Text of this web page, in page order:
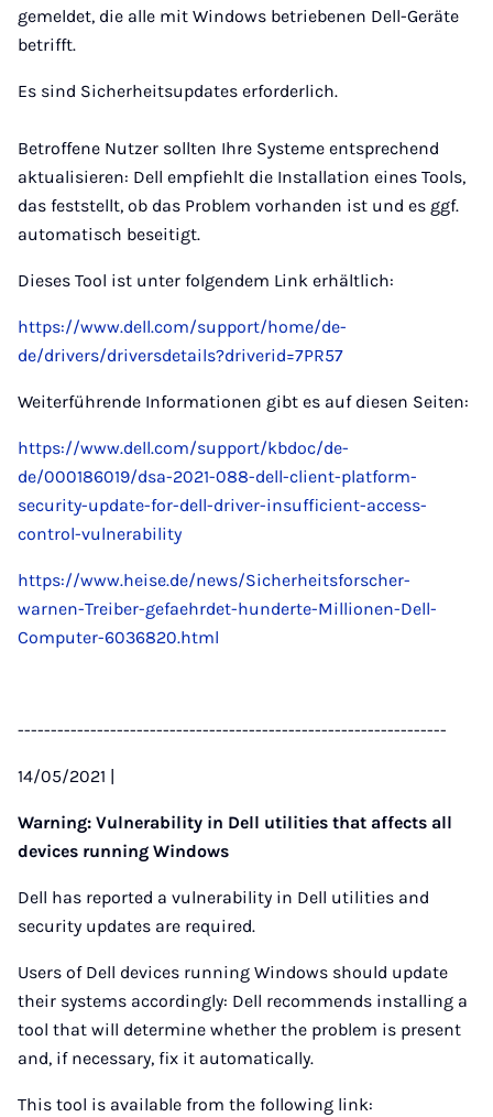
gemeldet, die alle mit Windows betriebenen Dell-Geräte
betrifft.
Es sind Sicherheitsupdates erforderlich.
Betroffene Nutzer sollten Ihre Systeme entsprechend
aktualisieren: Dell empfiehlt die Installation eines Tools,
das feststellt, ob das Problem vorhanden ist und es ggf.
automatisch beseitigt.
Dieses Tool ist unter folgendem Link erhältlich:
https://www.dell.com/support/home/de-
de/drivers/driversdetails?driverid=7PR57
Weiterführende Informationen gibt es auf diesen Seiten:
https://www.dell.com/support/kbdoc/de-
de/000186019/dsa-2021-088-dell-client-platform-
security-update-for-dell-driver-insufficient-access-
control-vulnerability
https://www.heise.de/news/Sicherheitsforscher-
warnen-Treiber-gefaehrdet-hunderte-Millionen-Dell-
Computer-6036820.html
-----------------------------------------------------------------
14/05/2021 |
Warning: Vulnerability in Dell utilities that affects all
devices running Windows
Dell has reported a vulnerability in Dell utilities and
security updates are required.
Users of Dell devices running Windows should update
their systems accordingly: Dell recommends installing a
tool that will determine whether the problem is present
and, if necessary, fix it automatically.
This tool is available from the following link: